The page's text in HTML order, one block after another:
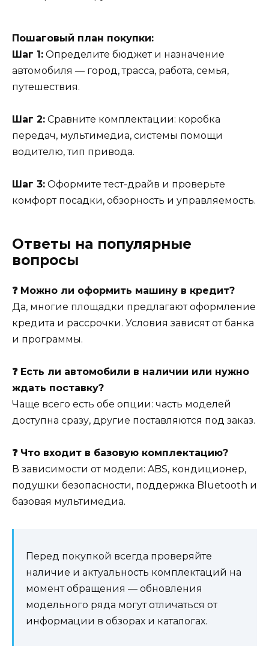
Пошаговый план покупки:
Шаг 1: Определите бюджет и назначение
автомобиля — город, трасса, работа, семья,
путешествия.
Шаг 2: Сравните комплектации: коробка
передач, мультимедиа, системы помощи
водителю, тип привода.
Шаг 3: Оформите тест-драйв и проверьте
комфорт посадки, обзорность и управляемость.
Ответы на популярные
вопросы
❓ Можно ли оформить машину в кредит?
Да, многие площадки предлагают оформление
кредита и рассрочки. Условия зависят от банка
и программы.
❓ Есть ли автомобили в наличии или нужно
ждать поставку?
Чаще всего есть обе опции: часть моделей
доступна сразу, другие поставляются под заказ.
❓ Что входит в базовую комплектацию?
В зависимости от модели: ABS, кондиционер,
подушки безопасности, поддержка Bluetooth и
базовая мультимедиа.
Перед покупкой всегда проверяйте
наличие и актуальность комплектаций на
момент обращения — обновления
модельного ряда могут отличаться от
информации в обзорах и каталогах.